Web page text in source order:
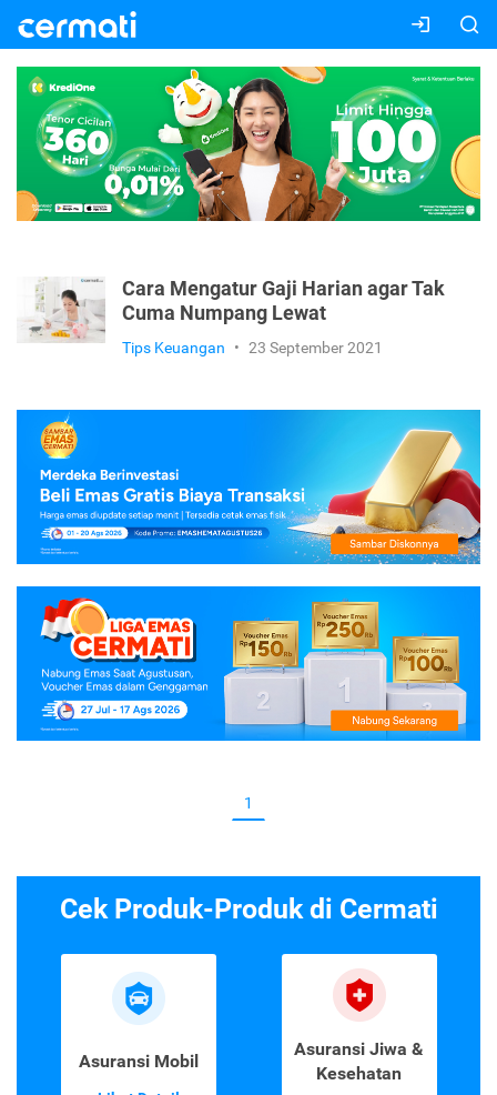
Cara Mengatur Gaji Harian agar Tak
Cuma Numpang Lewat
Tips Keuangan • 23 September 2021
1
Cek Produk-Produk di Cermati
Asuransi Mobil
Asuransi Jiwa &
Kesehatan